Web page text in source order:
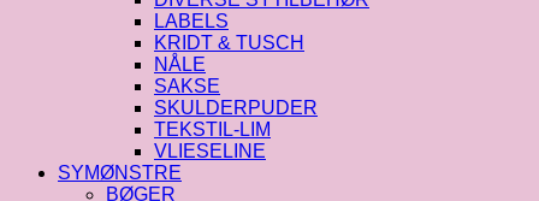
LABELS
KRIDT & TUSCH
NÅLE
SAKSE
SKULDERPUDER
TEKSTIL-LIM
VLIESELINE
SYMØNSTRE
BØGER